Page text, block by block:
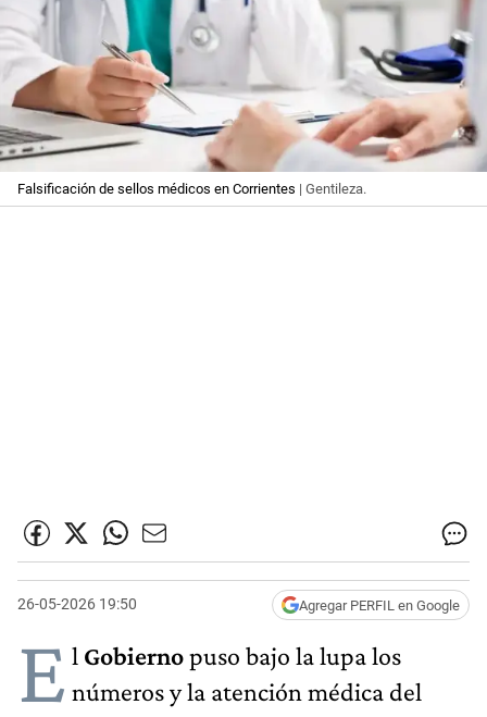
Falsificación de sellos médicos en Corrientes | Gentileza.
26-05-2026 19:50 Agregar PERFIL en Google
E l Gobiernopuso bajo la lupa los
números y la atención médica del